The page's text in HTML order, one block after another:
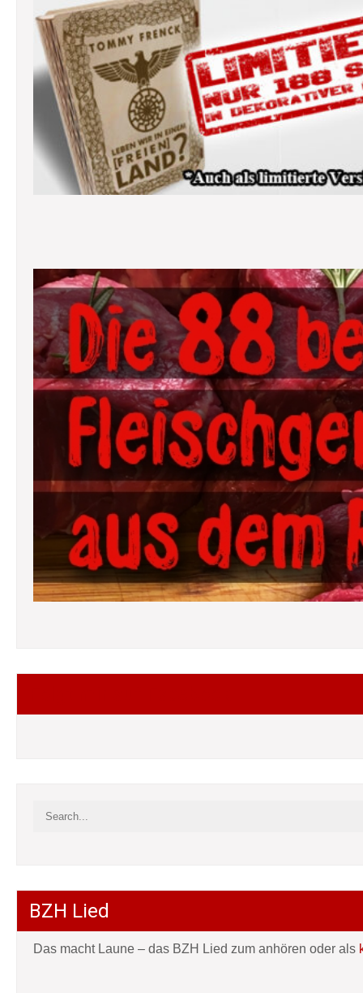
BZH Lied
Das macht Laune – das BZH Lied zum anhören oder als